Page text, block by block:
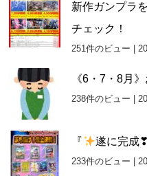
新作ガンプラ
チェック！
251件のビュー |
《6・7・8月
238件のビュー |
『 遂に完成
233件のビュー |